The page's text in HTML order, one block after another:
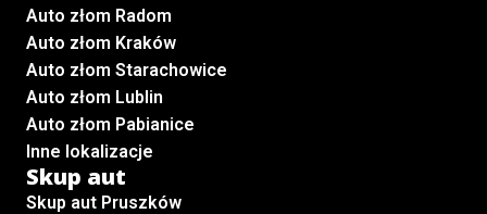
Auto złom Radom
Auto złom Kraków
Auto złom Starachowice
Auto złom Lublin
Auto złom Pabianice
Inne lokalizacje
Skup aut
Skup aut Pruszków